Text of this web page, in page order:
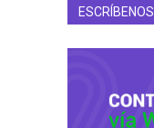
ESCRÍBENOS